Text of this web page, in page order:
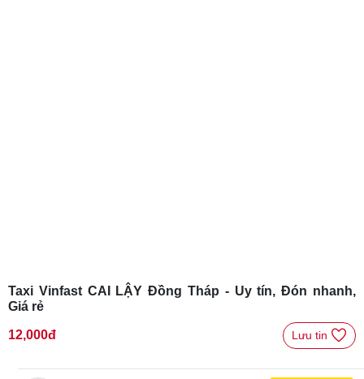
Taxi Vinfast CAI LẬY Đồng Tháp - Uy tín, Đón nhanh,
Giá rẻ
12,000đ